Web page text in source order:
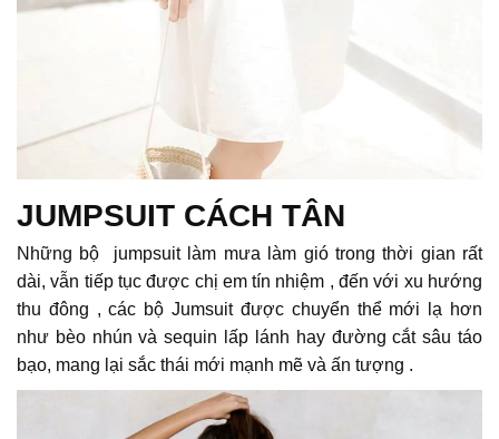
JUMPSUIT CÁCH TÂN
Những bộ jumpsuit làm mưa làm gió trong thời gian rất
dài, vẫn tiếp tục được chị em tín nhiệm , đến với xu hướng
thu đông , các bộ Jumsuit được chuyển thể mới lạ hơn
như bèo nhún và sequin lấp lánh hay đường cắt sâu táo
bạo, mang lại sắc thái mới mạnh mẽ và ấn tượng .